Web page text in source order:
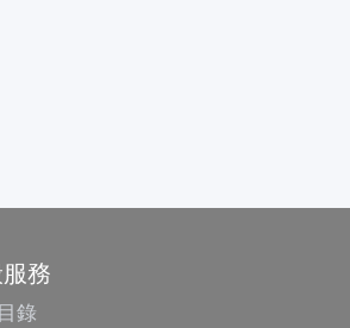
務
錄